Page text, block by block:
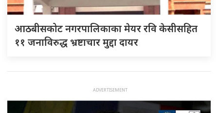
आठबीसकोट नगरपालिकाका मेयर रवि केसीसहित
११ जनाविरुद्ध भ्रष्टाचार मुद्दा दायर